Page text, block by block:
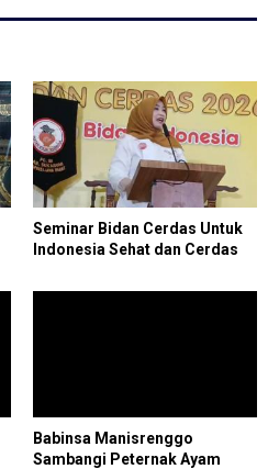
Seminar Bidan Cerdas Untuk
Indonesia Sehat dan Cerdas
Babinsa Manisrenggo
Sambangi Peternak Ayam